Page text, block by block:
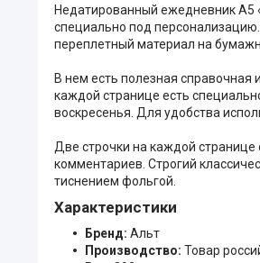
Недатированный ежедневник A5
специально под
переплетный материал на
В нем есть полезная справочная
каждой странице есть
воскресенья. Для удобства
Две строчки на каждой
комментариев. Строгий
тиснением фольгой.
Характеристики
Бренд: Альт
Производство: Товар